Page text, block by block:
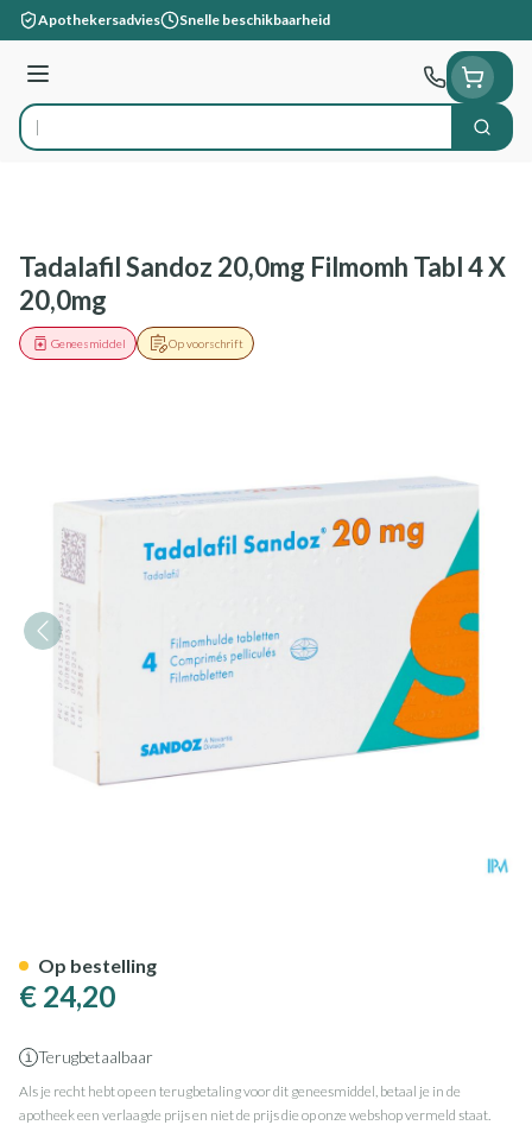
Ga naar de inhoud
Apothekersadvies Snelle beschikbaarheid
Menu
Product, merk, categorie... Zoek
Tadalafil Sandoz 20,0mg Filmomh Tabl 4 X
20,0mg
Op voorschrift
Geneesmiddel
€ 24,20
Terugbetaalbaar
Als je recht hebt op een terugbetaling voor dit geneesmiddel, betaal je in de
apotheek een verlaagde prijs en niet de prijs die op onze webshop vermeld staat.
Op bestelling